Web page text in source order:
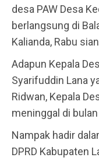
desa PAW Desa
berlangsung di
Kalianda, Rabu
Adapun Kepala
Syarifuddin Lana
Ridwan, Kepala
meninggal di
Nampak hadir
DPRD Kabupaten